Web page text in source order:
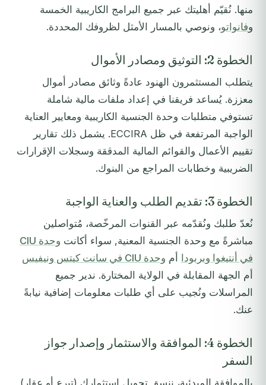
منها. نُقيّم أهليتك عبر جميع البرامج الكاريبية الخمسة
وفانواتو، ونوصي بالمسار الأمثل لظروفك المحددة.
الخطوة 2: التوثيق ومصادر الأموال
يتطلب المستثمرون الهنود عادةً وثائق مصادر أموال
معززة. يُساعد فريقنا في إعداد ملفات مالية شاملة
تستوفي متطلبات وحدة الجنسية الكاريبية ومعايير العناية
الواجبة المرتفعة في ظل ECCIRA. يشمل ذلك تقارير
تقييم الأعمال والقوائم المالية المدققة وسجلات الإقرارات
الضريبية وخطابات المراجع من البنوك.
الخطوة 3: تقديم الطلب والعناية الواجبة
نُعدّ طلبك ونُقدّمه عبر القنوات المرخّصة، مُتواصلين
مباشرةً مع وحدة الجنسية المعنية, سواء أكانت
وحدة CIU
في أنتيغوا وبربودا
أم وحدة CIU في سانت كيتس ونيفيس
أم الجهة المقابلة في الولاية المختارة. ندير جميع
المراسلات ونُجيب على أي طلبات معلومات إضافية نيابةً
عنك.
الخطوة 4: الموافقة والاستثمار وإصدار جواز
السفر
بالموافقة المبدئية، ننسق تحويل استثمارك (تبرع أو عقار)